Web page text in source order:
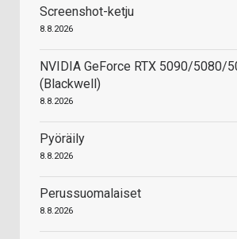
Screenshot-ketju
8.8.2026
NVIDIA GeForce RTX 5090/5080/
(Blackwell)
8.8.2026
Pyöräily
8.8.2026
Perussuomalaiset
8.8.2026